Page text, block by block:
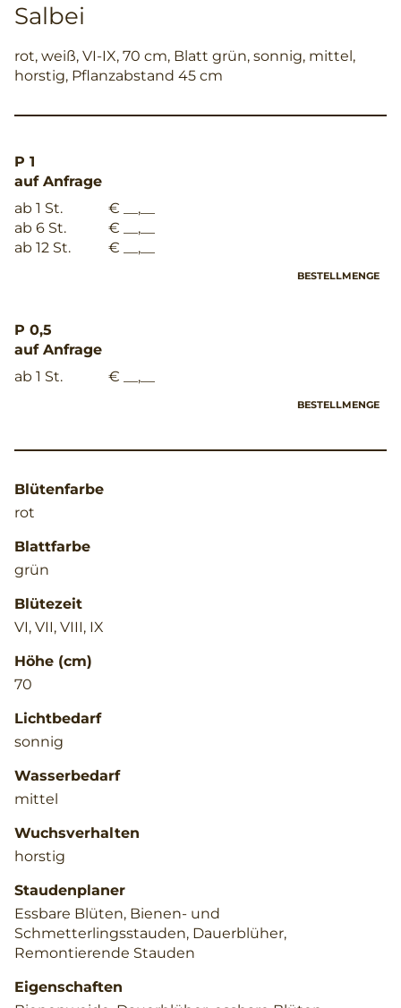
Salbei
rot, weiß, VI-IX, 70 cm, Blatt grün, sonnig, mittel,
horstig, Pflanzabstand 45 cm
P 1
auf Anfrage
ab 1 St.
€ __,__
ab 6 St.
€ __,__
ab 12 St.
€ __,__
BESTELLMENGE
P 0,5
auf Anfrage
ab 1 St.
€ __,__
BESTELLMENGE
Blütenfarbe
rot
Blattfarbe
grün
Blütezeit
VI, VII, VIII, IX
Höhe (cm)
70
Lichtbedarf
sonnig
Wasserbedarf
mittel
Wuchsverhalten
horstig
Staudenplaner
Essbare Blüten, Bienen- und
Schmetterlingsstauden, Dauerblüher,
Remontierende Stauden
Eigenschaften